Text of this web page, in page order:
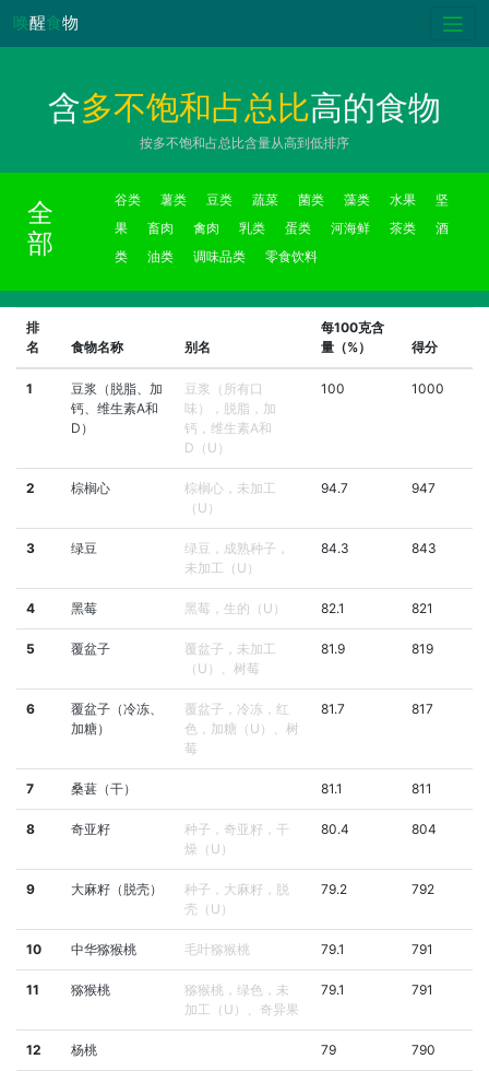
唤醒食物
含多不饱和占总比高的食物
按多不饱和占总比含量从高到低排序
全
部
谷类 薯类 豆类 蔬菜 菌类 藻类 水果
坚
果
畜肉 禽肉 乳类 蛋类 河海鲜 茶类
酒
类
油类 调味品类 零食饮料
排
名
食物名称 别名
每100克含
量（%）
得分
1
豆浆（脱脂、加
钙、维生素A和
D）
豆浆（所有口
味），脱脂，加
钙，维生素A和
D（U）
100 1000
2 棕榈心
棕榈心，未加工
（U）
94.7 947
3 绿豆
绿豆，成熟种子，
未加工（U）
84.3 843
4 黑莓 黑莓，生的（U） 82.1 821
5 覆盆子
覆盆子，未加工
（U）、树莓
81.9 819
6
覆盆子（冷冻、
加糖）
覆盆子，冷冻，红
色，加糖（U）、树
莓
81.7 817
7 桑葚（干） 81.1 811
8 奇亚籽
种子，奇亚籽，干
燥（U）
80.4 804
9 大麻籽（脱壳）
种子，大麻籽，脱
壳（U）
79.2 792
10 中华猕猴桃 毛叶猕猴桃 79.1 791
11 猕猴桃
猕猴桃，绿色，未
加工（U）、奇异果
79.1 791
12 杨桃 79 790